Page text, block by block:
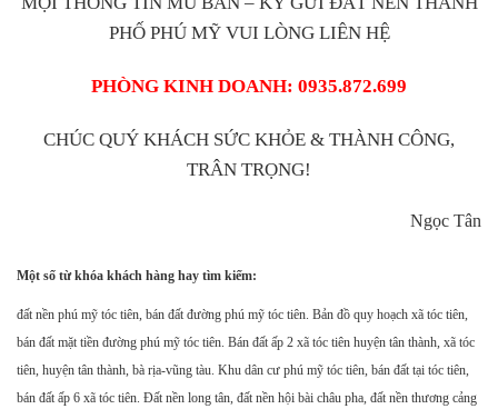
PHỐ PHÚ MỸ VUI LÒNG LIÊN HỆ
PHÒNG KINH DOANH: 0935.872.699
CHÚC QUÝ KHÁCH SỨC KHỎE & THÀNH CÔNG,
TRÂN TRỌNG!
Ngọc Tân
Một số từ khóa khách hàng hay tìm kiếm:
đất nền phú mỹ tóc tiên, bán đất đường phú mỹ tóc tiên. Bản đồ quy hoạch xã tóc tiên,
bán đất mặt tiền đường phú mỹ tóc tiên. Bán đất ấp 2 xã tóc tiên huyện tân thành, xã tóc
tiên, huyện tân thành, bà rịa-vũng tàu. Khu dân cư phú mỹ tóc tiên, bán đất tại tóc tiên,
bán đất ấp 6 xã tóc tiên. Đất nền long tân, đất nền hội bài châu pha, đất nền thương cảng